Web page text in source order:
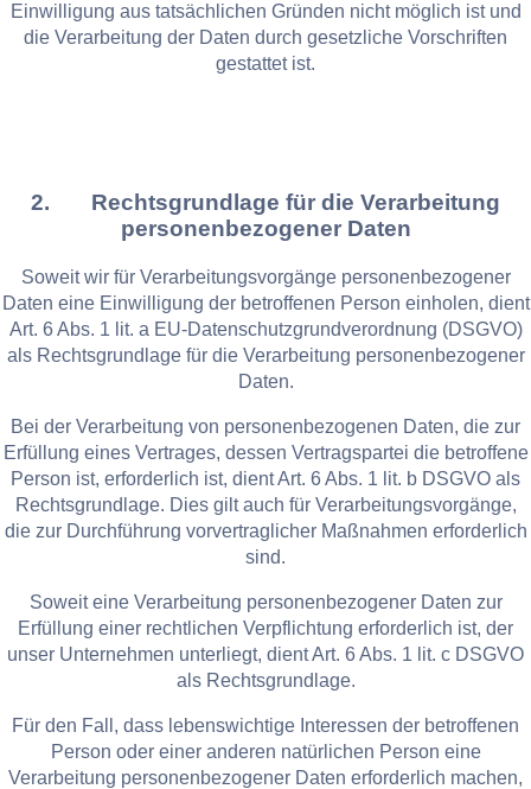
Einwilligung aus tatsächlichen Gründen nicht möglich ist und
die Verarbeitung der Daten durch gesetzliche Vorschriften
gestattet ist.
2. Rechtsgrundlage für die Verarbeitung
personenbezogener Daten
Soweit wir für Verarbeitungsvorgänge personenbezogener
Daten eine Einwilligung der betroffenen Person einholen, dient
Art. 6 Abs. 1 lit. a EU-Datenschutzgrundverordnung (DSGVO)
als Rechtsgrundlage für die Verarbeitung personenbezogener
Daten.
Bei der Verarbeitung von personenbezogenen Daten, die zur
Erfüllung eines Vertrages, dessen Vertragspartei die betroffene
Person ist, erforderlich ist, dient Art. 6 Abs. 1 lit. b DSGVO als
Rechtsgrundlage. Dies gilt auch für Verarbeitungsvorgänge,
die zur Durchführung vorvertraglicher Maßnahmen erforderlich
sind.
Soweit eine Verarbeitung personenbezogener Daten zur
Erfüllung einer rechtlichen Verpflichtung erforderlich ist, der
unser Unternehmen unterliegt, dient Art. 6 Abs. 1 lit. c DSGVO
als Rechtsgrundlage.
Für den Fall, dass lebenswichtige Interessen der betroffenen
Person oder einer anderen natürlichen Person eine
Verarbeitung personenbezogener Daten erforderlich machen,